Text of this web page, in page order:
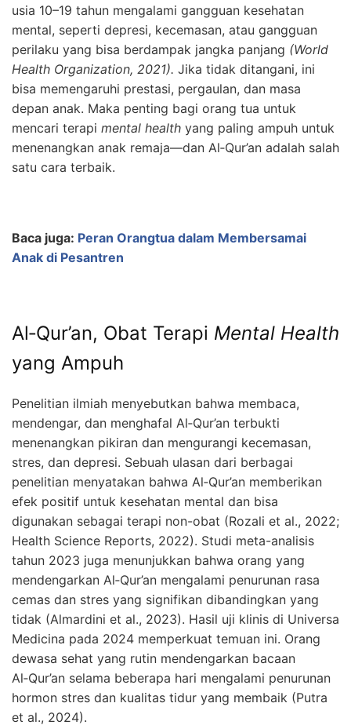
usia 10–19 tahun mengalami gangguan kesehatan
mental, seperti depresi, kecemasan, atau gangguan
perilaku yang bisa berdampak jangka panjang (World
Health Organization, 2021). Jika tidak ditangani, ini
bisa memengaruhi prestasi, pergaulan, dan masa
depan anak. Maka penting bagi orang tua untuk
mencari terapi mental health yang paling ampuh untuk
menenangkan anak remaja—dan Al‑Qur’an adalah salah
satu cara terbaik.
Baca juga: Peran Orangtua dalam Membersamai
Anak di Pesantren
Al‑Qur’an, Obat Terapi Mental Health
yang Ampuh
Penelitian ilmiah menyebutkan bahwa membaca,
mendengar, dan menghafal Al‑Qur’an terbukti
menenangkan pikiran dan mengurangi kecemasan,
stres, dan depresi. Sebuah ulasan dari berbagai
penelitian menyatakan bahwa Al‑Qur’an memberikan
efek positif untuk kesehatan mental dan bisa
digunakan sebagai terapi non-obat (Rozali et al., 2022;
Health Science Reports, 2022). Studi meta-analisis
tahun 2023 juga menunjukkan bahwa orang yang
mendengarkan Al‑Qur’an mengalami penurunan rasa
cemas dan stres yang signifikan dibandingkan yang
tidak (Almardini et al., 2023). Hasil uji klinis di Universa
Medicina pada 2024 memperkuat temuan ini. Orang
dewasa sehat yang rutin mendengarkan bacaan
Al‑Qur’an selama beberapa hari mengalami penurunan
hormon stres dan kualitas tidur yang membaik (Putra
et al., 2024).